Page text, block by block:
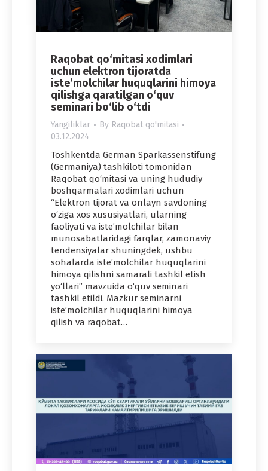
Raqobat qo‘mitasi xodimlari
uchun elektron tijoratda
iste’molchilar huquqlarini himoya
qilishga qaratilgan o‘quv
seminari bo‘lib o‘tdi
Yangiliklar By Raqobat qo'mitasi
03.12.2024
Toshkentda German Sparkassenstifung
(Germaniya) tashkiloti tomonidan
Raqobat qo‘mitasi va uning hududiy
boshqarmalari xodimlari uchun
“Elektron tijorat va onlayn savdoning
o‘ziga xos xususiyatlari, ularning
faoliyati va iste’molchilar bilan
munosabatlaridagi farqlar, zamonaviy
tendensiyalar shuningdek, ushbu
sohalarda iste’molchilar huquqlarini
himoya qilishni samarali tashkil etish
yo‘llari” mavzuida o‘quv seminari
tashkil etildi. Mazkur seminarni
iste’molchilar huquqlarini himoya
qilish va raqobat…